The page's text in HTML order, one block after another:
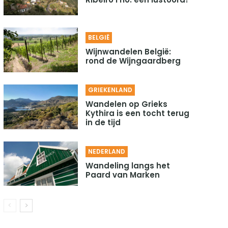
BELGIË
Wijnwandelen België:
rond de Wijngaardberg
GRIEKENLAND
Wandelen op Grieks
Kythira is een tocht terug
in de tijd
NEDERLAND
Wandeling langs het
Paard van Marken